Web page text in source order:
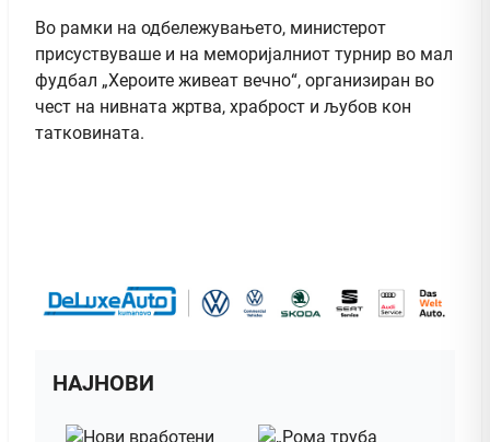
Во рамки на одбележувањето, министерот
присуствуваше и на меморијалниот турнир во мал
фудбал „Хероите живеат вечно“, организиран во
чест на нивната жртва, храброст и љубов кон
татковината.
НАЈНОВИ